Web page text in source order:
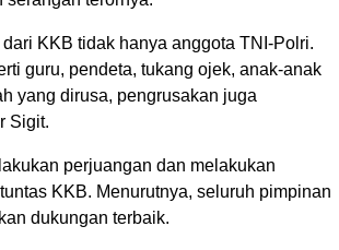
KKB tidak hanya anggota TNI-Polri.
guru, pendeta, tukang ojek, anak-anak
yang dirusa, pengrusakan juga
Sigit.
perjuangan dan melakukan
KKB. Menurutnya, seluruh pimpinan
dukungan terbaik.